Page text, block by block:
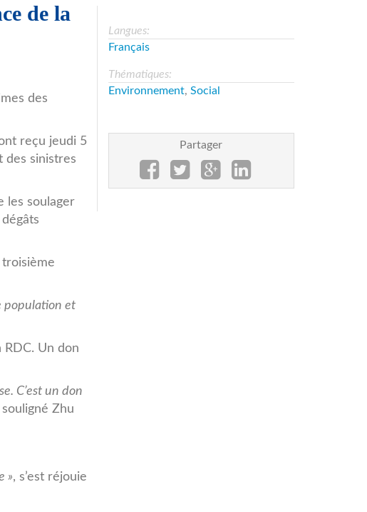
de la
des
reçu jeudi 5
des sinistres
les soulager
population et
RDC. Un don
C’est un don
souligné Zhu
», s’est réjouie
Langues:
Français
Thématiques:
Environnement, Social
Partager